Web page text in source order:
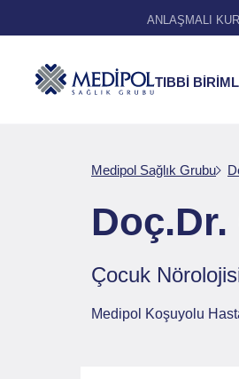
ANLAŞMALI
TIBBİ
Medipol Sağlık Grubu
Doç.Dr.
Çocuk
Medipol Koşuyolu